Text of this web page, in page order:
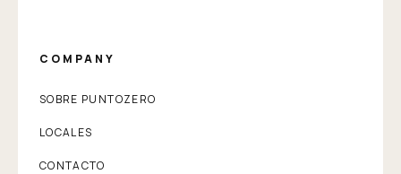
COMPANY
SOBRE PUNTOZERO
LOCALES
CONTACTO